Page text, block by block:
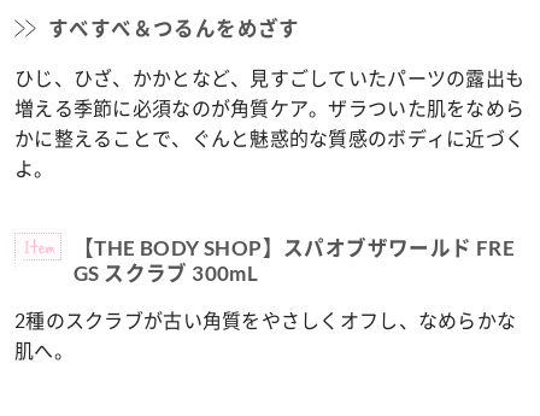
すべすべ＆つるんをめざす
ひじ、ひざ、かかとなど、見すごしていたパーツの露出も
増える季節に必須なのが角質ケア。ザラついた肌をなめら
かに整えることで、ぐんと魅惑的な質感のボディに近づく
よ。
Item
【THE BODY SHOP】スパオブザワールド FRE
GS スクラブ 300mL
2種のスクラブが古い角質をやさしくオフし、なめらかな
肌へ。